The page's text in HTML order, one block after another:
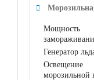
Мощность
Генератор
Освещение
морозильной